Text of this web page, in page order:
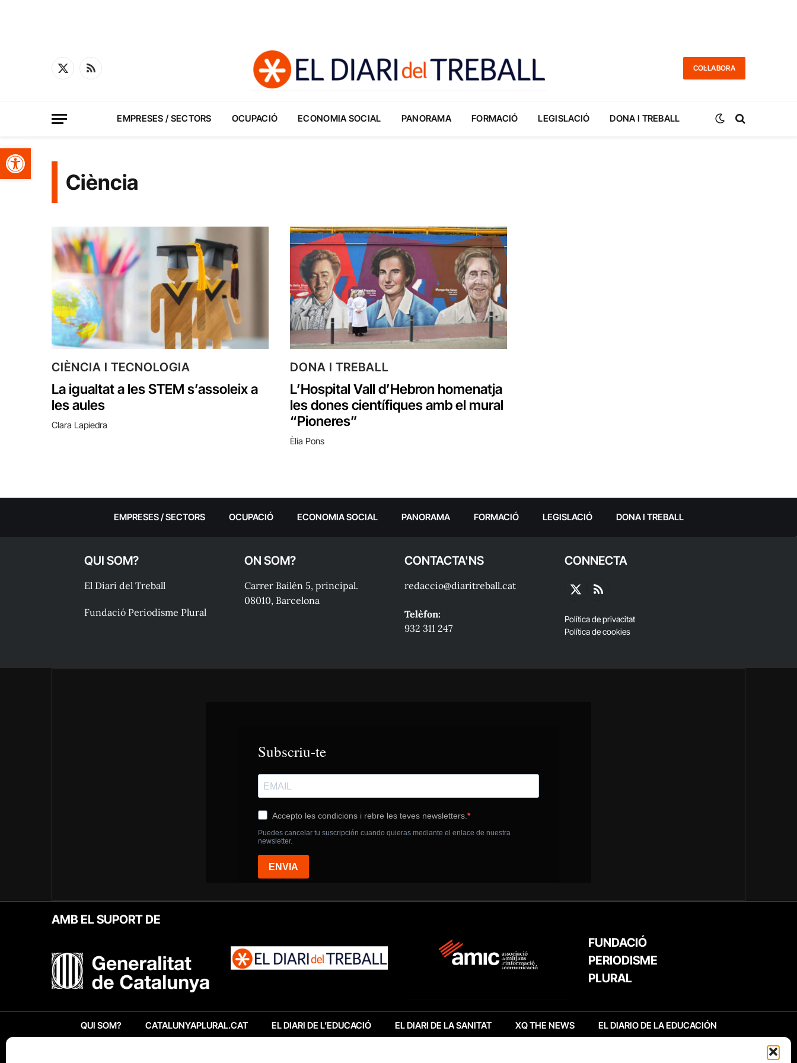
Obre la barra d'eines
X
RSS
COL·LABORA
EMPRESES / SECTORS OCUPACIÓ ECONOMIA SOCIAL PANORAMA FORMACIÓ LEGISLACIÓ DONA I TREBALL
Ciència
CIÈNCIA I TECNOLOGIA
La igualtat a les STEM s’assoleix a
les aules
Clara Lapiedra
DONA I TREBALL
L’Hospital Vall d’Hebron homenatja
les dones científiques amb el mural
“Pioneres”
Èlia Pons
EMPRESES / SECTORS OCUPACIÓ ECONOMIA SOCIAL PANORAMA FORMACIÓ LEGISLACIÓ DONA I TREBALL
QUI SOM?
El Diari del Treball
Fundació Periodisme Plural
ON SOM?
Carrer Bailén 5, principal.
08010, Barcelona
CONTACTA'NS
redaccio@diaritreball.cat
Telèfon:
932 311 247
CONNECTA
X
RSS
Política de privacitat
Política de cookies
AMB EL SUPORT DE
FUNDACIÓ
PERIODISME
PLURAL
QUI SOM? CATALUNYAPLURAL.CAT EL DIARI DE L’EDUCACIÓ EL DIARI DE LA SANITAT XQ THE NEWS EL DIARIO DE LA EDUCACIÓN